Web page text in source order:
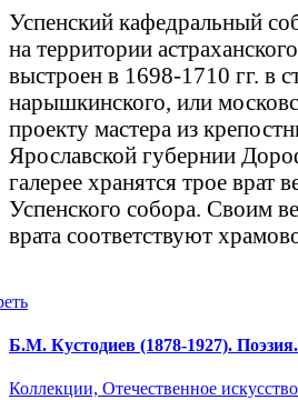
Успенский кафедральный
на территории
выстроен в 1698-1710 гг. в
нарышкинского, или
проекту мастера из
Ярославской губернии
галерее хранятся трое врат
Успенского собора. Своим
врата соответствуют
Б.М. Кустодиев (1878-1927).
Коллекции, Отечественное